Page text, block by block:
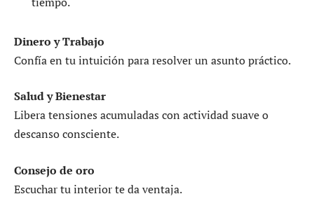
Dinero y Trabajo
Confía en tu intuición para resolver un asunto práctico.
Salud y Bienestar
Libera tensiones acumuladas con actividad suave o
descanso consciente.
Consejo de oro
Escuchar tu interior te da ventaja.